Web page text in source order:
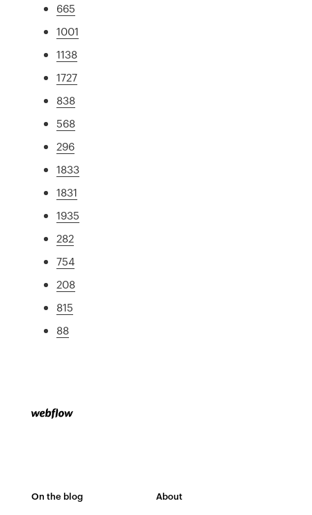
665
1001
1138
1727
838
568
296
1833
1831
1935
282
754
208
815
88
On the blog About